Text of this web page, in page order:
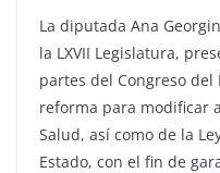
La diputada Ana
la LXVII Legislatura,
partes del Congreso
reforma para modificar
Salud, así como de la
Estado, con el fin de